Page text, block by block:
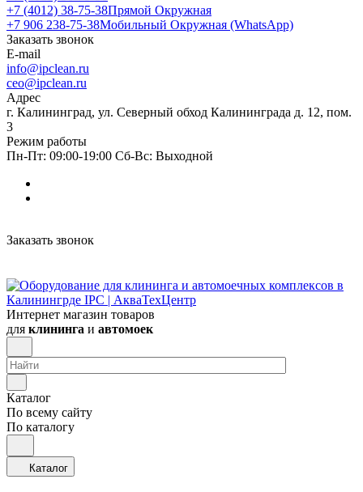
+7 (4012) 38-75-38Прямой Окружная
+7 906 238-75-38Мобильный Окружная (WhatsApp)
Заказать звонок
E-mail
info@ipclean.ru
ceo@ipclean.ru
Адрес
г. Калининград, ул. Северный обход Калининграда д. 12, пом.
3
Режим работы
Пн-Пт: 09:00-19:00 Сб-Вс: Выходной
Заказать звонок
Интернет магазин товаров
для клининга и автомоек
Каталог
По всему сайту
По каталогу
Каталог